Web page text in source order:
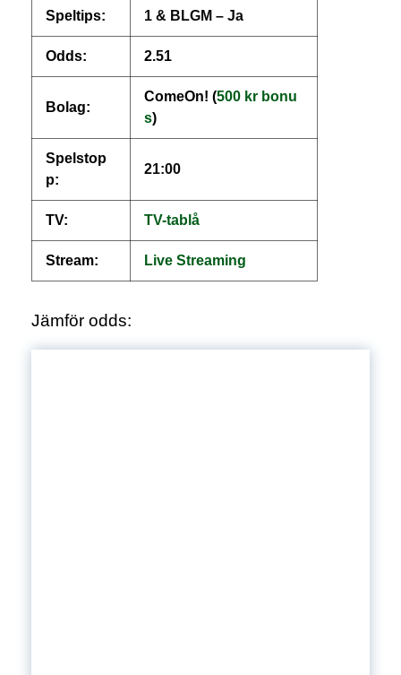
Speltips: 1 & BLGM – Ja
Odds: 2.51
Bolag:
ComeOn! (500 kr bonu
s)
Spelstop
p:
21:00
TV: TV-tablå
Stream: Live Streaming
Jämför odds: